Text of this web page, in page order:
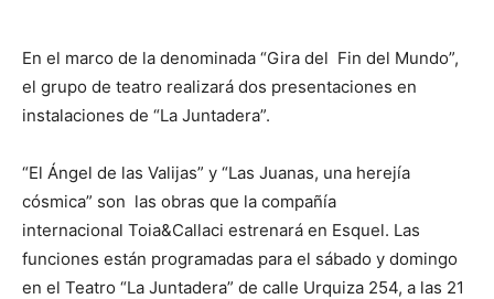
En el marco de la denominada “Gira del Fin del Mundo”,
el grupo de teatro realizará dos presentaciones en
instalaciones de “La Juntadera”.
“El Ángel de las Valijas” y “Las Juanas, una herejía
cósmica” son las obras que la compañía
internacional Toia&Callaci estrenará en Esquel. Las
funciones están programadas para el sábado y domingo
en el Teatro “La Juntadera” de calle Urquiza 254, a las 21